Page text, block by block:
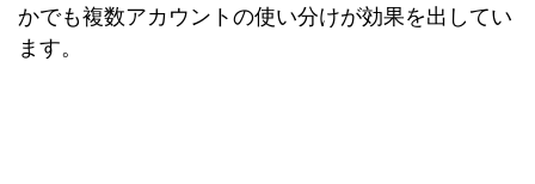
かでも複数アカウントの使い分けが効果を出してい
ます。